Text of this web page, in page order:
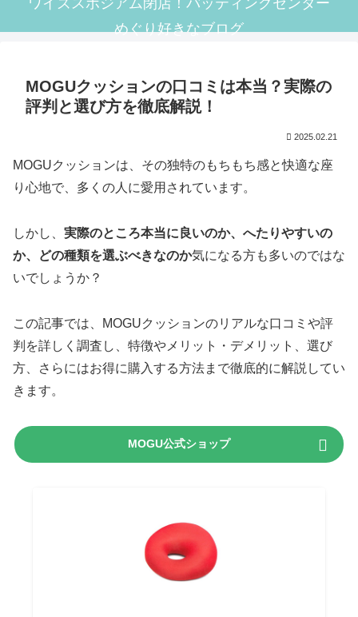
ワイズスポジアム閉店！バッティングセンター
めぐり好きなブログ
MOGUクッションの口コミは本当？実際の
評判と選び方を徹底解説！
2025.02.21
MOGUクッションは、その独特のもちもち感と快適な座
り心地で、多くの人に愛用されています。
しかし、 実際のところ本当に良いのか、へたりやすいの
か、どの種類を選ぶべきなのか気になる方も多いのではな
いでしょうか？
この記事では、MOGUクッションのリアルな口コミや評
判を詳しく調査し、特徴やメリット・デメリット、選び
方、さらにはお得に購入する方法まで徹底的に解説してい
きます。
MOGU公式ショップ